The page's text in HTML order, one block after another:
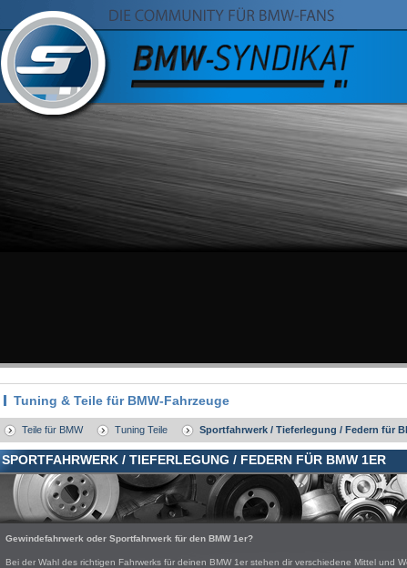
Tuning & Teile für BMW-Fahrzeuge
Teile für BMW Tuning Teile Sportfahrwerk / Tieferlegung / Federn für
SPORTFAHRWERK / TIEFERLEGUNG / FEDERN FÜR BMW 1ER
Gewindefahrwerk oder Sportfahrwerk für den BMW 1er?
Bei der Wahl des richtigen Fahrwerks für deinen BMW 1er stehen dir verschiedene Mittel und